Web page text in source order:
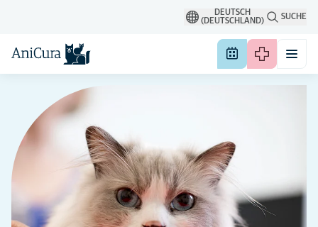
DEUTSCH
(DEUTSCHLAND)
SUCHE